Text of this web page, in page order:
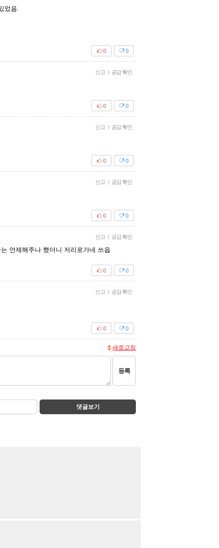
었음.
0
0
신고 | 공감 확인
0
0
신고 | 공감 확인
0
0
신고 | 공감 확인
0
0
신고 | 공감 확인
언제해주나 했더니 저리로가네 쓰읍
0
0
신고 | 공감 확인
0
0
새로고침
등록
댓글보기